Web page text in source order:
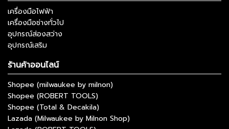
เครื่องมือไฟฟ้า
เครื่องมือช่างทั่วไป
อุปกรณ์ส่องสว่าง
อุปกรณ์เสริม
ร้านค้าออนไลน์
Shopee (milwaukee by milnon)
Shopee (ROBERT TOOLS)
Shopee (Total & Decakila)
Lazada (Milwaukee by Milnon Shop)